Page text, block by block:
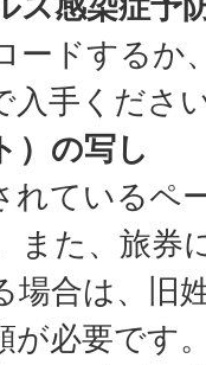
ードするか
入手くださ
）の写し
れているペ
また、旅券
場合は、旧
が必要です